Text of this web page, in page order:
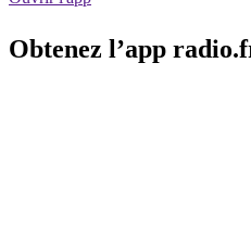
Obtenez l’app